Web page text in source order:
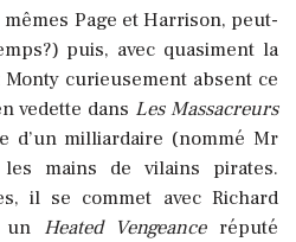
mêmes Page et Harrison, peut-
puis, avec quasiment la
curieusement absent ce
vedette dans Les Massacreurs
milliardaire (nommé Mr
mains de vilains pirates.
il se commet avec Richard
un Heated Vengeanceréputé